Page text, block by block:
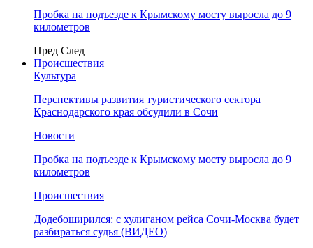
Пробка на подъезде к Крымскому мосту выросла до 9
километров
Пред След
Происшествия
Культура
Перспективы развития туристического сектора
Краснодарского края обсудили в Сочи
Новости
Пробка на подъезде к Крымскому мосту выросла до 9
километров
Происшествия
Додебоширился: с хулиганом рейса Сочи-Москва будет
разбираться судья (ВИДЕО)